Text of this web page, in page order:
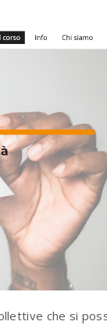
che si